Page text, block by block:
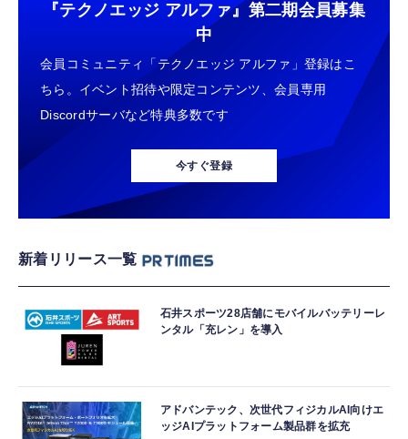
『テクノエッジ アルファ』 第二期会員募集
中
会員コミュニティ「テクノエッジ アルファ」登録はこ
ちら。イベント招待や限定コンテンツ、会員専用
Discordサーバなど特典多数です
今すぐ登録
新着リリース一覧
石井スポーツ28店舗にモバイルバッテリーレ
ンタル「充レン」を導入
アドバンテック、次世代フィジカルAI向けエ
ッジAIプラットフォーム製品群を拡充